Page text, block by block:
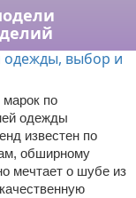
по
одежды
известен по
обширному
мечтает о шубе из